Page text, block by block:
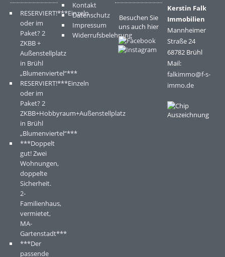
RESERVIERT!***Einzeln
oder im
Paket? 2
ZKBB +
Außenstellplatz
in Brühl
„Blumenviertel“***
RESERVIERT!***Einzeln
oder im
Paket? 2
ZKBB+Hobbyraum+Außenstellplatz
in Brühl
„Blumenviertel“***
***Doppelt
gut! Zwei
Wohnungen,
doppelte
Sicherheit.
2-
Familienhaus,
vermietet,
MA-
Gartenstadt***
***Der
passende
Kontakt
Datenschutz
Impressum
Widerrufsbelehrung
Besuchen Sie
uns auch hier
Kerstin Falk
Immobilien
Mannheimer
Straße 24
68782 Brühl
Mail:
falkimmo@f-s-
immo.de